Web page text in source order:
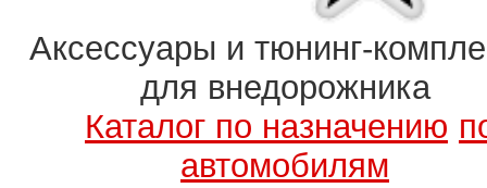
Аксессуары и тюнинг-
для внедорожника
Каталог по назначению
автомобилям